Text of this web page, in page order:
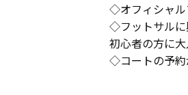
◇オフィシャル
◇フットサルに
初心者の方に
◇コートの予約